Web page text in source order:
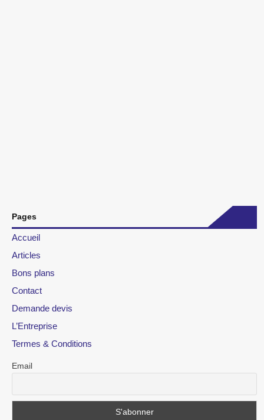
Pages
Accueil
Articles
Bons plans
Contact
Demande devis
L’Entreprise
Termes & Conditions
Email